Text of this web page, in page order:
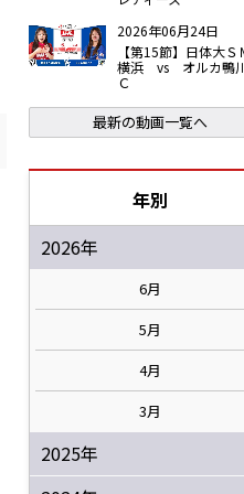
2026年06月24日
【第15節】日体大Ｓ
横浜 vs オルカ鴨
Ｃ
最新の動画一覧へ
年別
2026年
6月
5月
4月
3月
2025年